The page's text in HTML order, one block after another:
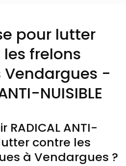
pour lutter
frelons
-
NUISIBLE
RADICAL ANTI-
contre les
à Vendargues ?